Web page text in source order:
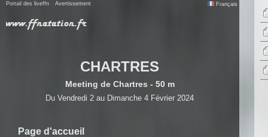
Portail des liveffn Avertissement Français
CHARTRES
Meeting de Chartres - 50 m
Du Vendredi 2 au Dimanche 4 Février 2024
Page d'accueil